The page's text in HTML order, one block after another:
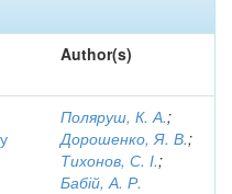
Author(s)
Поляруш, К. А.;
Дорошенко, Я. В.;
Тихонов, С. І.;
Бабій, А. Р.